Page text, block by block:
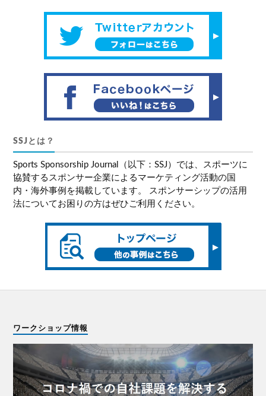
SSJとは？
Sports Sponsorship Journal（以下：SSJ）では、スポーツに
協賛するスポンサー企業によるマーケティング活動の国
内・海外事例を掲載しています。 スポンサーシップの活用
法についてお困りの方はぜひご利用ください。
ワークショップ情報